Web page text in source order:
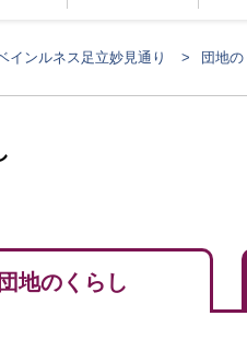
インルネス足立妙見通り 団地の
団地のくらし